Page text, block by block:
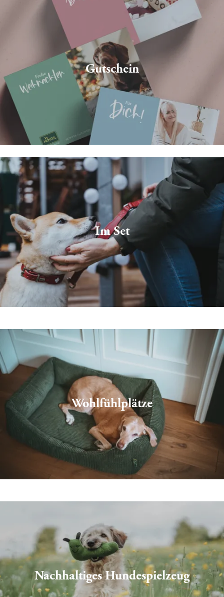
Gutschein
Im Set
Wohlfühlplätze
Nachhaltiges Hundespielzeug